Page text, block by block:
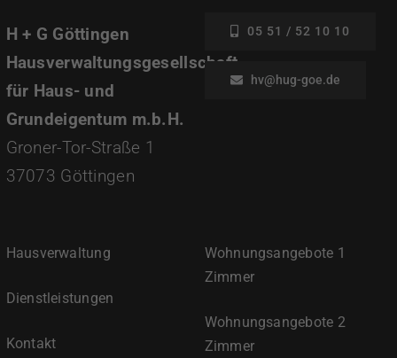
H + G Göttingen
Hausverwaltungsgesellschaft
für Haus- und
Grundeigentum m.b.H.
Groner-Tor-Straße 1
37073 Göttingen
05 51 / 52 10 10
hv@hug-goe.de
Hausverwaltung
Dienstleistungen
Kontakt
Wohnungsangebote 1
Zimmer
Wohnungsangebote 2
Zimmer